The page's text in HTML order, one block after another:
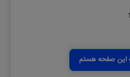
این صفحه هستم